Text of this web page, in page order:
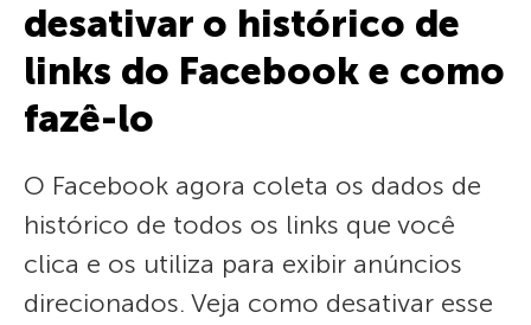
desativar o histórico de
links do Facebook e como
fazê-lo
O Facebook agora coleta os dados de
histórico de todos os links que você
clica e os utiliza para exibir anúncios
direcionados. Veja como desativar esse